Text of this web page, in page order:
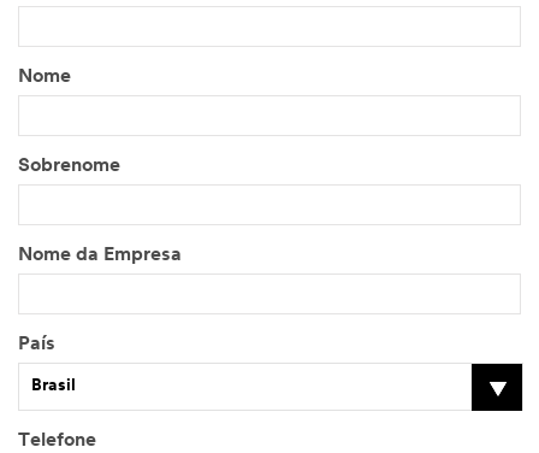
Nome
Sobrenome
Nome da Empresa
País
Brasil
Telefone